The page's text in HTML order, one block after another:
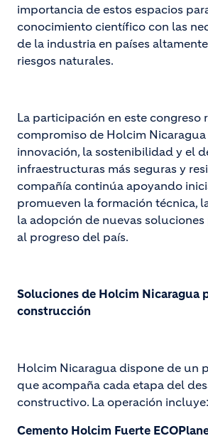
importancia de estos espacios
conocimiento científico con las
de la industria en países
riesgos naturales.
La participación en este congreso
compromiso de Holcim
innovación, la sostenibilidad y el
infraestructuras más seguras y
compañía continúa apoyando
promueven la formación técnica,
la adopción de nuevas
al progreso del país.
Soluciones de Holcim Nicaragua
construcción
Holcim Nicaragua dispone de un
que acompaña cada etapa del
constructivo. La operación incluye:
Cemento Holcim Fuerte